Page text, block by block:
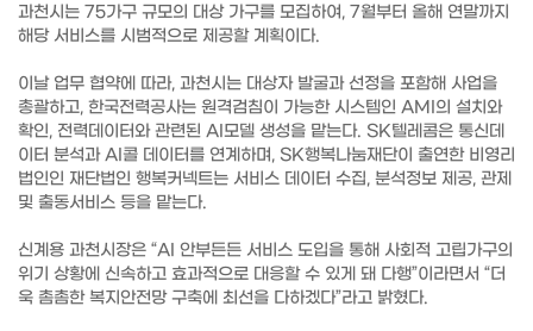
과천시는 75가구 규모의 대상 가구를 모집하여, 7월부터 올해 연말까지
해당 서비스를 시범적으로 제공할 계획이다.
이날 업무 협약에 따라, 과천시는 대상자 발굴과 선정을 포함해 사업을
총괄하고, 한국전력공사는 원격검침이 가능한 시스템인 AMI의 설치와
확인, 전력데이터와 관련된 AI모델 생성을 맡는다. SK텔레콤은 통신데
이터 분석과 AI콜 데이터를 연계하며, SK행복나눔재단이 출연한 비영리
법인인 재단법인 행복커넥트는 서비스 데이터 수집, 분석정보 제공, 관제
및 출동서비스 등을 맡는다.
신계용 과천시장은 “AI 안부든든 서비스 도입을 통해 사회적 고립가구의
위기 상황에 신속하고 효과적으로 대응할 수 있게 돼 다행”이라면서 “더
욱 촘촘한 복지안전망 구축에 최선을 다하겠다”라고 밝혔다.